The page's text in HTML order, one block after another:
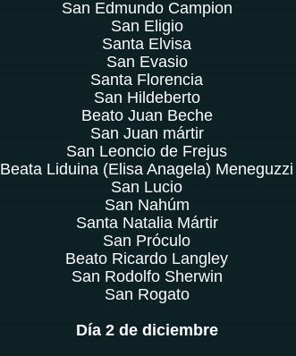
San Edmundo Campion
San Eligio
Santa Elvisa
San Evasio
Santa Florencia
San Hildeberto
Beato Juan Beche
San Juan mártir
San Leoncio de Frejus
Beata Liduina (Elisa Anagela) Meneguzzi
San Lucio
San Nahúm
Santa Natalia Mártir
San Próculo
Beato Ricardo Langley
San Rodolfo Sherwin
San Rogato
Día 2 de diciembre